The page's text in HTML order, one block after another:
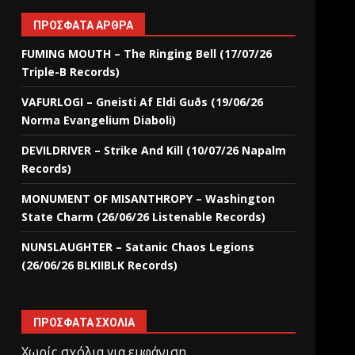
ΠΡΌΣΦΑΤΑ ΆΡΘΡΑ
FUMING MOUTH – The Ringing Bell (17/07/26
Triple-B Records)
VAFURLOGI – Gneisti Af Eldi Guðs (19/06/26
Norma Evangelium Diaboli)
DEVILDRIVER – Strike And Kill (10/07/26 Napalm
Records)
MONUMENT OF MISANTHROPY – Washington
State Charm (26/06/26 Listenable Records)
NUNSLAUGHTER – Satanic Chaos Legions
(26/06/26 BLKIIBLK Records)
ΠΡΌΣΦΑΤΑ ΣΧΌΛΙΑ